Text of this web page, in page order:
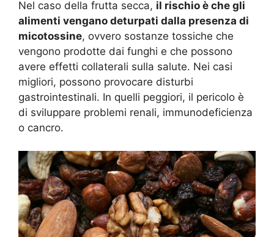
Nel caso della frutta secca, il rischio è che gli
alimenti vengano deturpati dalla presenza di
micotossine, ovvero sostanze tossiche che
vengono prodotte dai funghi e che possono
avere effetti collaterali sulla salute. Nei casi
migliori, possono provocare disturbi
gastrointestinali. In quelli peggiori, il pericolo è
di sviluppare problemi renali, immunodeficienza
o cancro.